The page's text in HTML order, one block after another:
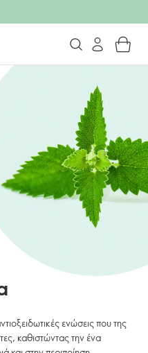
ενώσεις που της
καθιστώντας την ένα